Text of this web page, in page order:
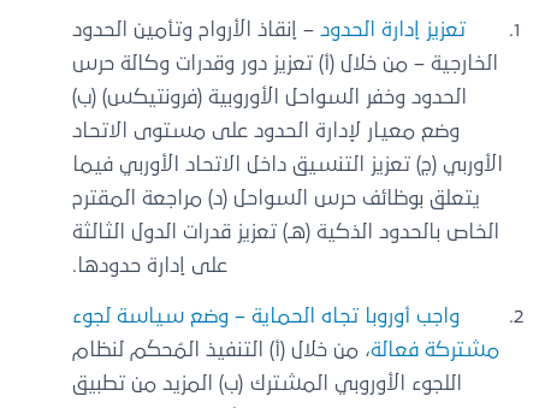
تعزيز إدارة الحدود – إنقاذ الأرواح وتأمين الحدود
الخارجية – من خلال (أ) تعزيز دور وقدرات وكالة حرس
الحدود وخفر السواحل الأوروبية (فرونتيكس) (ب)
وضع معيار لإدارة الحدود على مستوى الاتحاد
الأوربي (ج) تعزيز التنسيق داخل الاتحاد الأوربي فيما
يتعلق بوظائف حرس السواحل (د) مراجعة المقترح
الخاص بالحدود الذكية (هـ) تعزيز قدرات الدول الثالثة
على إدارة حدودها.
واجب أوروبا تجاه الحماية – وضع سياسة لجوء
مشتركة فعالة، من خلال (أ) التنفيذ المُحكَم لنظام
اللجوء الأوروبي المشترك (ب) المزيد من تطبيق